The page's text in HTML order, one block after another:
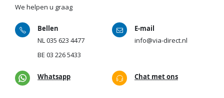
We helpen u graag
Bellen
NL035 623 4477
BE 03 226 5433
E-mail
info@via-direct.nl
Whatsapp Chat met ons